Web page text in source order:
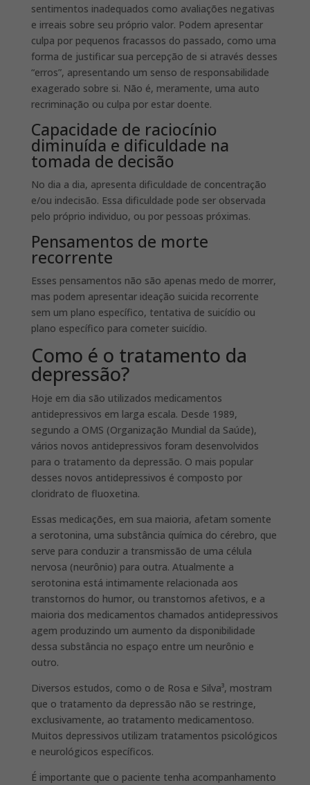
sentimentos inadequados como avaliações negativas
e irreais sobre seu próprio valor. Podem apresentar
culpa por pequenos fracassos do passado, como uma
forma de justificar sua percepção de si através desses
“erros”, apresentando um senso de responsabilidade
exagerado sobre si. Não é, meramente, uma auto
recriminação ou culpa por estar doente.
Capacidade de raciocínio
diminuída e dificuldade na
tomada de decisão
No dia a dia, apresenta dificuldade de concentração
e/ou indecisão. Essa dificuldade pode ser observada
pelo próprio individuo, ou por pessoas próximas.
Pensamentos de morte
recorrente
Esses pensamentos não são apenas medo de morrer,
mas podem apresentar ideação suicida recorrente
sem um plano específico, tentativa de suicídio ou
plano específico para cometer suicídio.
Como é o tratamento da
depressão?
Hoje em dia são utilizados medicamentos
antidepressivos em larga escala. Desde 1989,
segundo a OMS (Organização Mundial da Saúde),
vários novos antidepressivos foram desenvolvidos
para o tratamento da depressão. O mais popular
desses novos antidepressivos é composto por
cloridrato de fluoxetina.
Essas medicações, em sua maioria, afetam somente
a serotonina, uma substância química do cérebro, que
serve para conduzir a transmissão de uma célula
nervosa (neurônio) para outra. Atualmente a
serotonina está intimamente relacionada aos
transtornos do humor, ou transtornos afetivos, e a
maioria dos medicamentos chamados antidepressivos
agem produzindo um aumento da disponibilidade
dessa substância no espaço entre um neurônio e
outro.
Diversos estudos, como o de Rosa e Silva³, mostram
que o tratamento da depressão não se restringe,
exclusivamente, ao tratamento medicamentoso.
Muitos depressivos utilizam tratamentos psicológicos
e neurológicos específicos.
É importante que o paciente tenha acompanhamento